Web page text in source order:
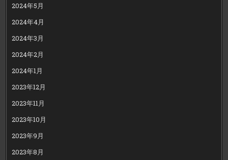
2024年5月
2024年4月
2024年3月
2024年2月
2024年1月
2023年12月
2023年11月
2023年10月
2023年9月
2023年8月